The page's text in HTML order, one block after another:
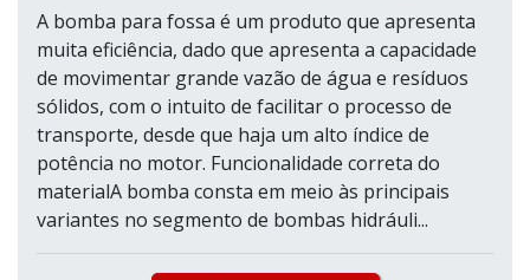
A bomba para fossa é um produto que apresenta
muita eficiência, dado que apresenta a capacidade
de movimentar grande vazão de água e resíduos
sólidos, com o intuito de facilitar o processo de
transporte, desde que haja um alto índice de
potência no motor. Funcionalidade correta do
materialA bomba consta em meio às principais
variantes no segmento de bombas hidráuli...